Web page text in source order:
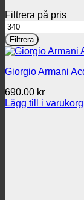
Filtrera på pris
Min
pris
Filtrera
Giorgio Armani
690.00 kr
Lägg till i varukorg